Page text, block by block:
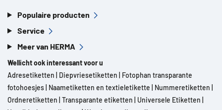
Populaire producten
Service
Meer van HERMA
Wellicht ook interessant voor u
Adresetiketten
Diepvriesetiketten
Fotophan transparante
fotohoesjes Naametiketten en textieletikette Nummeretiketten
Ordneretiketten Transparante etiketten Universele Etiketten